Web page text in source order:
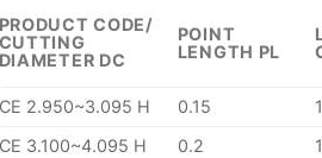
PRODUCT CODE/
CUTTING
DIAMETER DC
POINT
LENGTH PL
CE 2.950~3.095 H
0.15
CE 3.100~4.095 H
0.2